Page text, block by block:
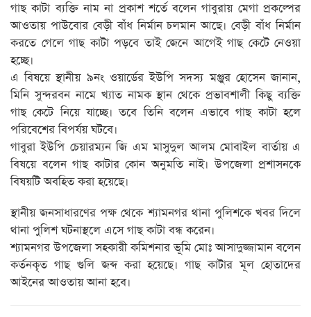
গাছ কাটা ব্যক্তি নাম না প্রকাশ শর্তে বলেন গাবুরায় মেগা প্রকল্পের
আওতায় পাউবোর বেড়ী বাঁধ নির্মান চলমান আছে। বেড়ী বাঁধ নির্মান
করতে গেলে গাছ কাটা পড়বে তাই জেনে আগেই গাছ কেটে নেওয়া
হচ্ছে।
এ বিষয়ে স্থানীয় ৯নং ওয়ার্ডের ইউপি সদস্য মঞ্জুর হোসেন জানান,
মিনি সুন্দরবন নামে খ্যাত নামক স্থান থেকে প্রভাবশালী কিছু ব্যক্তি
গাছ কেটে নিয়ে যাচ্ছে। তবে তিনি বলেন এভাবে গাছ কাটা হলে
পরিবেশের বিপর্যয় ঘটবে।
গাবুরা ইউপি চেয়ারম্যন জি এম মাসুদুল আলম মোবাইল বার্তায় এ
বিষয়ে বলেন গাছ কাটার কোন অনুমতি নাই। উপজেলা প্রশাসনকে
বিষয়টি অবহিত করা হয়েছে।
স্থানীয় জনসাধারণের পক্ষ থেকে শ্যামনগর থানা পুলিশকে খবর দিলে
থানা পুলিশ ঘটনাস্থলে এসে গাছ কাটা বন্ধ করেন।
শ্যামনগর উপজেলা সহকারী কমিশনার ভূমি মোঃ আসাদুজ্জামান বলেন
কর্তনকৃত গাছ গুলি জব্দ করা হয়েছে। গাছ কাটার মূল হোতাদের
আইনের আওতায় আনা হবে।